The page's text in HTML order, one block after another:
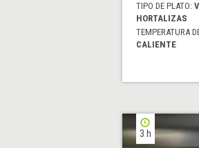
TIPO DE PLATO:
HORTALIZAS
TEMPERATURA
CALIENTE
3 h